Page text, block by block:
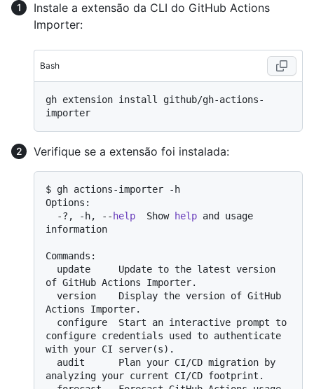
Instale a extensão da CLI do GitHub Actions
Importer:
Bash
gh extension install github/gh-actions-
Verifique se a extensão foi instalada:
$ gh actions-importer -h
Options:
  -?, -h, --
help
  Show
help and usage
information
Commands:
of GitHub Actions Importer.
Actions Importer.
configure credentials used to authenticate
with your CI server(s).
analyzing your current CI/CD footprint.